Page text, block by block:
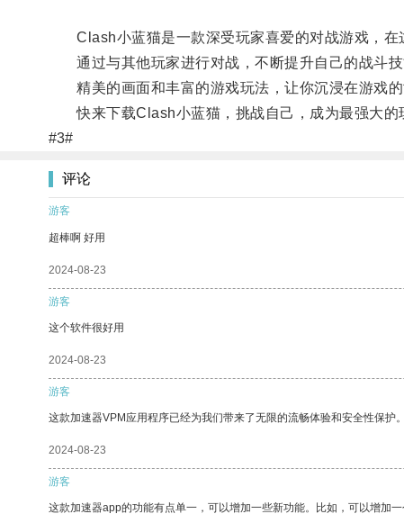
Clash小蓝猫是一款深受玩家喜爱的对战游戏，在
通过与其他玩家进行对战，不断提升自己的战斗技
精美的画面和丰富的游戏玩法，让你沉浸在游戏的
快来下载Clash小蓝猫，挑战自己，成为最强大的
#3#
评论
游客
超棒啊 好用
2024-08-23
游客
这个软件很好用
2024-08-23
游客
这款加速器VPM应用程序已经为我们带来了无限的流畅体验和安全性保护。
2024-08-23
游客
这款加速器app的功能有点单一，可以增加一些新功能。比如，可以增加